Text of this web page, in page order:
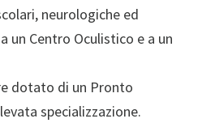
neurologiche ed
un Centro Oculistico e a un
dotato di un Pronto
specializzazione.